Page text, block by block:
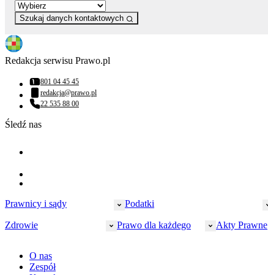
Szukaj danych kontaktowych
Redakcja serwisu Prawo.pl
Numer telefonu:
801 04 45 45
Adres email:
redakcja@prawo.pl
Numer telefonu:
22 535 88 00
Śledź nas
Prawnicy i sądy
Prokuratura
Policja
Podatki
Zdrowie
Farmacja
Finansowanie zdrowia
Prawo dla każdego Akty Prawne
O nas
Zespół